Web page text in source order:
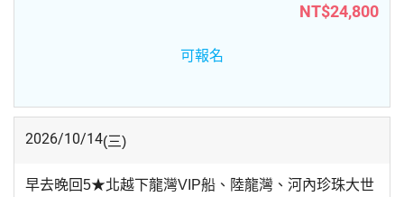
NT$24,800
可報名
2026/10/14(三)
早去晚回5★北越下龍灣VIP船、陸龍灣、河內珍珠大世